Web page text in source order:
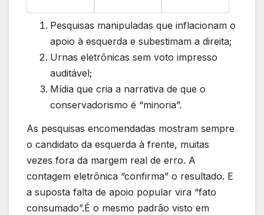
Pesquisas manipuladas que inflacionam o
apoio à esquerda e subestimam a direita;
Urnas eletrônicas sem voto impresso
auditável;
Mídia que cria a narrativa de que o
conservadorismo é “minoria”.
As pesquisas encomendadas mostram sempre
o candidato da esquerda à frente, muitas
vezes fora da margem real de erro. A
contagem eletrônica “confirma” o resultado. E
a suposta falta de apoio popular vira “fato
consumado”.É o mesmo padrão visto em